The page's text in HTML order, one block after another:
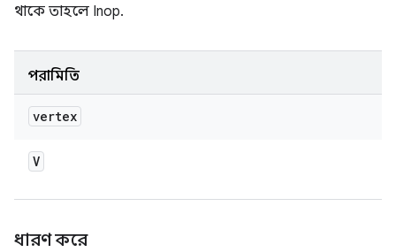
থাকে তাহলে Inop.
পরামিতি
vertex
V
ধারণ করে